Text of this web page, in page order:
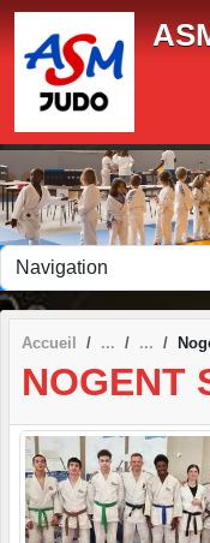
Accueil
NOGENT
Panneau de gestion des